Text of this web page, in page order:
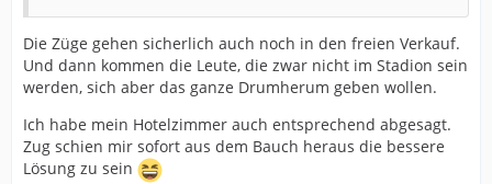
Die Züge gehen sicherlich auch noch in den freien Verkauf.
Und dann kommen die Leute, die zwar nicht im Stadion sein
werden, sich aber das ganze Drumherum geben wollen.
Ich habe mein Hotelzimmer auch entsprechend abgesagt.
Zug schien mir sofort aus dem Bauch heraus die bessere
Lösung zu sein